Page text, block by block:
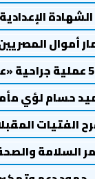
المصريين
حسام لؤي
السلامة